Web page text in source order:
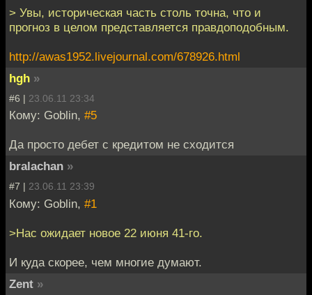
> Увы, историческая часть столь точна, что и
прогноз в целом представляется правдоподобным.
http://awas1952.livejournal.com/678926.html
hgh »
#6 | 23.06.11 23:34
Кому: Goblin, #5
Да просто дебет с кредитом не сходится
bralachan »
#7 | 23.06.11 23:39
Кому: Goblin, #1
>Нас ожидает новое 22 июня 41-го.
И куда скорее, чем многие думают.
Zent »